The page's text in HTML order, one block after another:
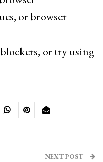
or browser
or try using
NEXT POST